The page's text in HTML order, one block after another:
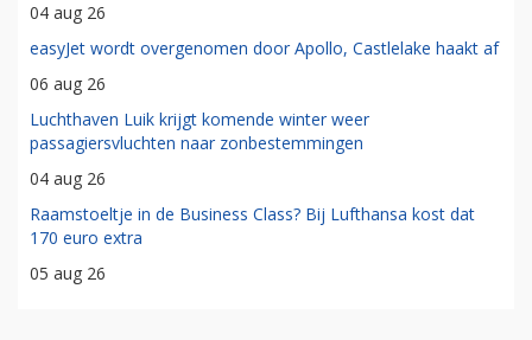
04 aug 26
easyJet wordt overgenomen door Apollo, Castlelake haakt af
06 aug 26
Luchthaven Luik krijgt komende winter weer
passagiersvluchten naar zonbestemmingen
04 aug 26
Raamstoeltje in de Business Class? Bij Lufthansa kost dat
170 euro extra
05 aug 26